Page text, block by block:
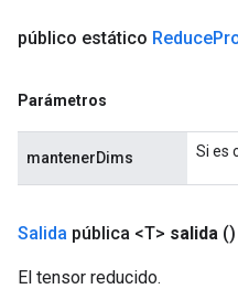
público estático Reduce
Parámetros
mantenerDims Si es
Salida pública <T> salida ()
El tensor reducido.